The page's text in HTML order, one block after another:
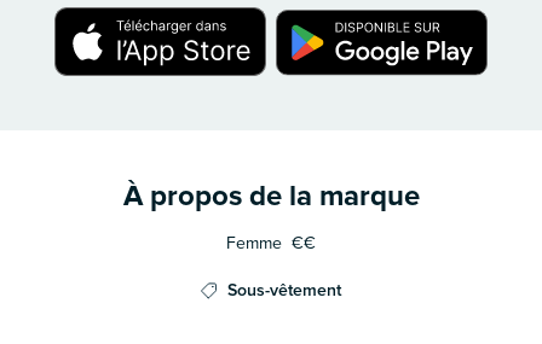
À propos de la marque
Femme €€
Sous-vêtement